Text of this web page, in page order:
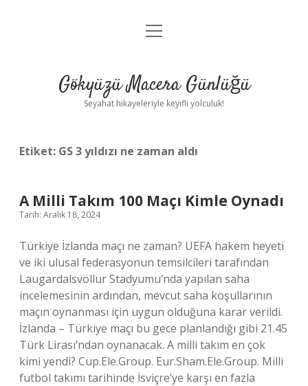
Anasayfa
Yasal Uyarı
menüyü
Gökyüzü Macera Günlüğü
Seyahat hikayeleriyle keyifli yolculuk!
Etiket: GS 3 yıldızı ne zaman aldı
A Milli Takım 100 Maçı Kimle Oynadı
Tarih: Aralık 18, 2024
Türkiye İzlanda maçı ne zaman? UEFA hakem heyeti
ve iki ulusal federasyonun temsilcileri tarafından
Laugardalsvöllur Stadyumu’nda yapılan saha
incelemesinin ardından, mevcut saha koşullarının
maçın oynanması için uygun olduğuna karar verildi.
İzlanda – Türkiye maçı bu gece planlandığı gibi 21.45
Türk Lirası’ndan oynanacak. A milli takım en çok
kimi yendi? Cup.Ele.Group. Eur.Sham.Ele.Group. Milli
futbol takımı tarihinde İsviçre’ye karşı en fazla